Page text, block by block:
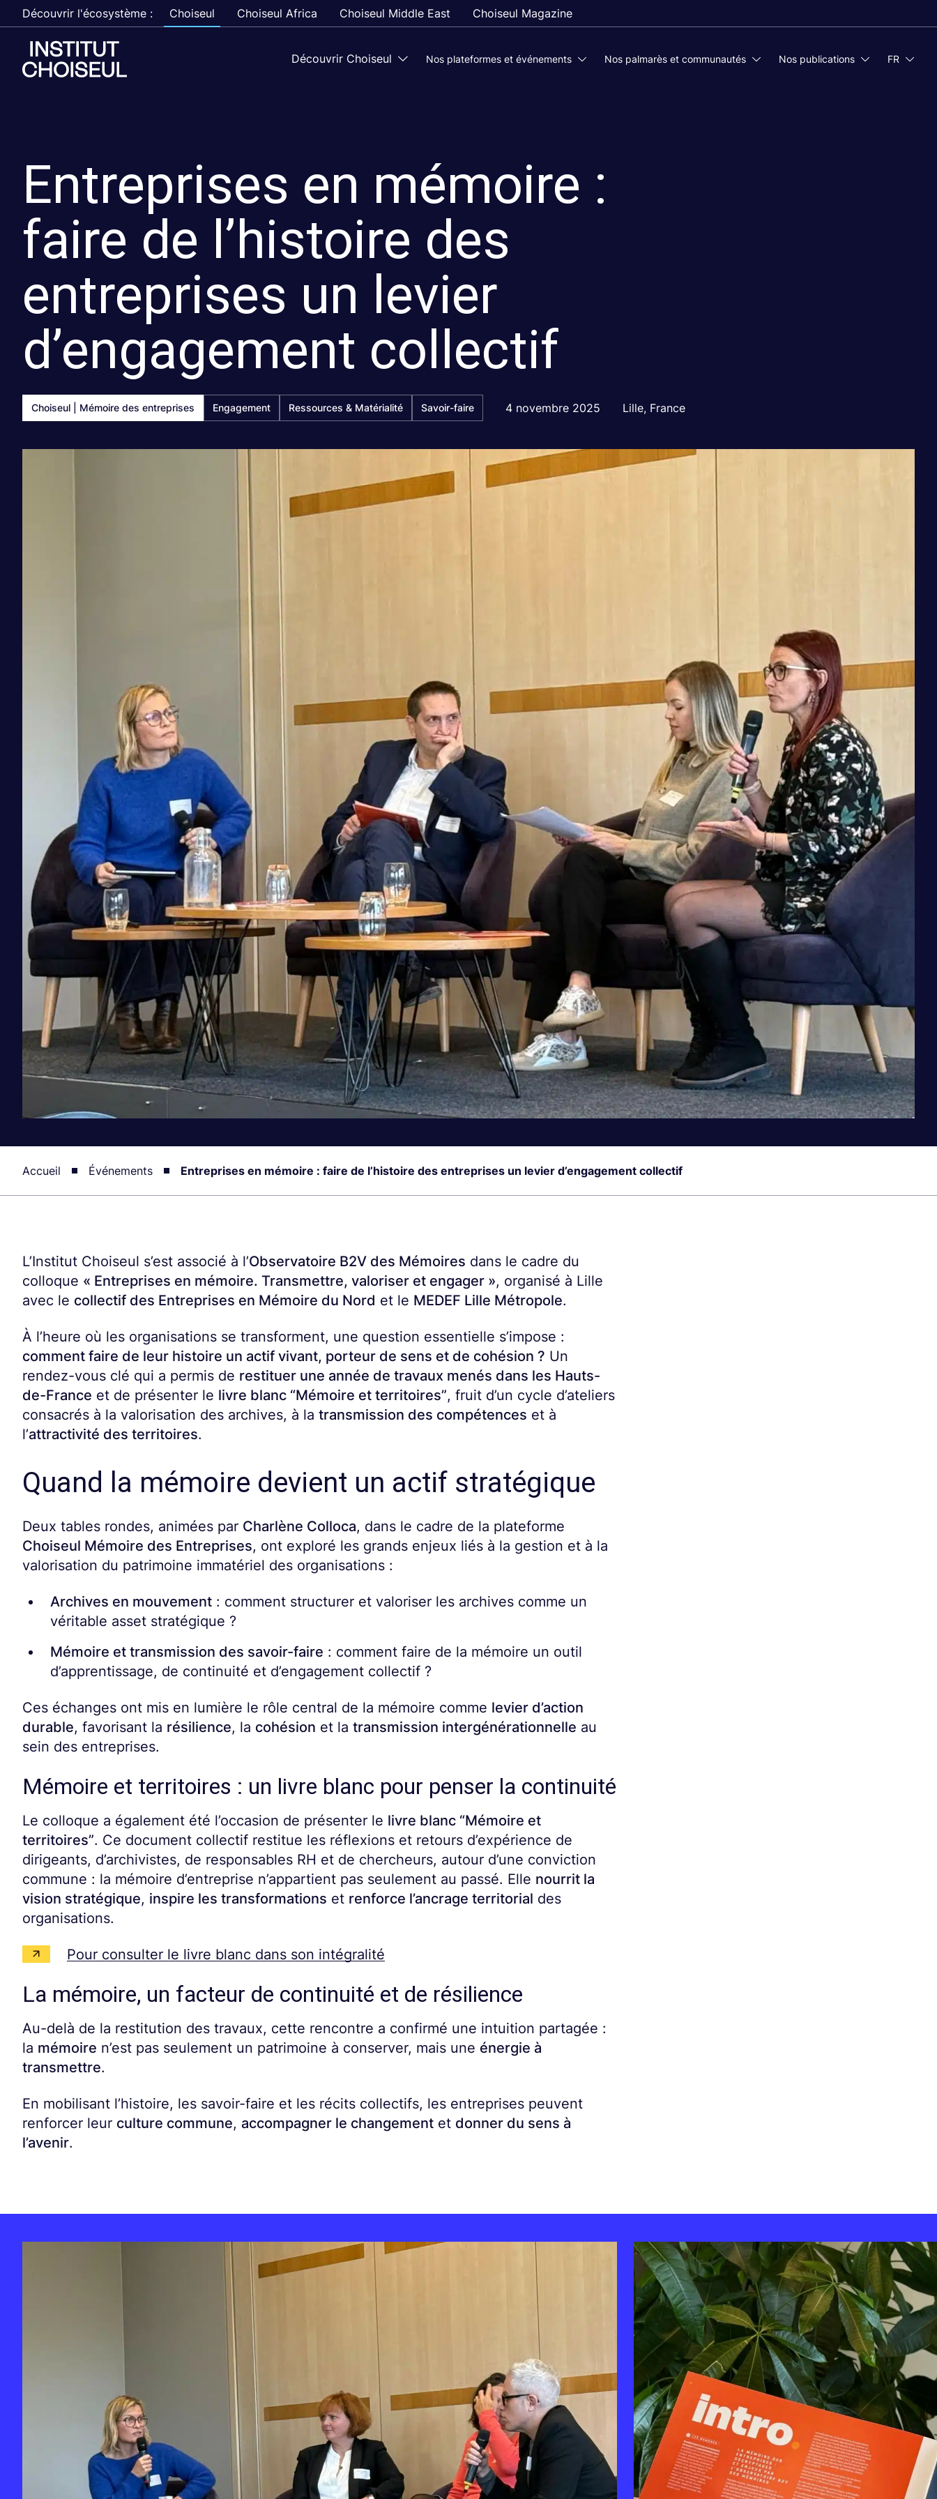
Découvrir l'écosystème : Choiseul Choiseul Africa Choiseul Middle East Choiseul Magazine
Découvrir Choiseul Nos plateformes et événements Nos palmarès et communautés Nos publications FR
Entreprises en mémoire :
faire de l’histoire des
entreprises un levier
d’engagement collectif
Choiseul | Mémoire des entreprises Engagement Ressources & Matérialité Savoir-faire 4 novembre 2025 Lille, France
Accueil Événements Entreprises en mémoire : faire de l’histoire des entreprises un levier d’engagement collectif
L’Institut Choiseul s’est associé à l’Observatoire B2V des Mémoires dans le cadre du
colloque « Entreprises en mémoire. Transmettre, valoriser et engager », organisé à Lille
avec le collectif des Entreprises en Mémoire du Nord et le MEDEF Lille Métropole.
À l’heure où les organisations se transforment, une question essentielle s’impose :
comment faire de leur histoire un actif vivant, porteur de sens et de cohésion ? Un
rendez-vous clé qui a permis de restituer une année de travaux menés dans les Hauts-
de-France et de présenter le livre blanc “Mémoire et territoires”, fruit d’un cycle d’ateliers
consacrés à la valorisation des archives, à la transmission des compétences et à
l’attractivité des territoires.
Quand la mémoire devient un actif stratégique
Deux tables rondes, animées par Charlène Colloca, dans le cadre de la plateforme
Choiseul Mémoire des Entreprises, ont exploré les grands enjeux liés à la gestion et à la
valorisation du patrimoine immatériel des organisations :
Archives en mouvement : comment structurer et valoriser les archives comme un
véritable asset stratégique ?
Mémoire et transmission des savoir-faire : comment faire de la mémoire un outil
d’apprentissage, de continuité et d’engagement collectif ?
Ces échanges ont mis en lumière le rôle central de la mémoire comme levier d’action
durable, favorisant la résilience, la cohésion et la transmission intergénérationnelle au
sein des entreprises.
Mémoire et territoires : un livre blanc pour penser la continuité
Le colloque a également été l’occasion de présenter le livre blanc “Mémoire et
territoires”. Ce document collectif restitue les réflexions et retours d’expérience de
dirigeants, d’archivistes, de responsables RH et de chercheurs, autour d’une conviction
commune : la mémoire d’entreprise n’appartient pas seulement au passé. Elle nourrit la
vision stratégique, inspire les transformations et renforce l’ancrage territorial des
organisations.
Pour consulter le livre blanc dans son intégralité
La mémoire, un facteur de continuité et de résilience
Au-delà de la restitution des travaux, cette rencontre a confirmé une intuition partagée :
la mémoire n’est pas seulement un patrimoine à conserver, mais une énergie à
transmettre.
En mobilisant l’histoire, les savoir-faire et les récits collectifs, les entreprises peuvent
renforcer leur culture commune, accompagner le changement et donner du sens à
l’avenir.